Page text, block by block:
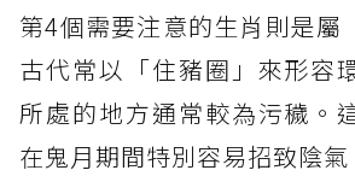
第4個需要注意的生肖則是屬
古代常以「住豬圈」來形容
所處的地方通常較為污穢。
在鬼月期間特別容易招致陰氣